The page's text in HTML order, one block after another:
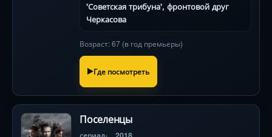
'Советская трибуна', фронтовой друг
Черкасова
Возраст: 67 (в год премьеры)
Где посмотреть
Поселенцы